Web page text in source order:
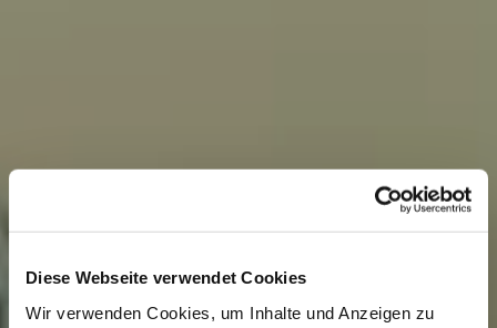
Diese Webseite verwendet Cookies
Wir verwenden Cookies, um Inhalte und Anzeigen zu